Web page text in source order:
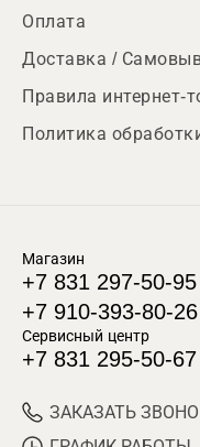
Оплата
Доставка /
Правила интернет-
Политика
Магазин
+7 831 297-50-95
+7 910-393-80-26
Сервисный центр
+7 831 295-50-67
ЗАКАЗАТЬ